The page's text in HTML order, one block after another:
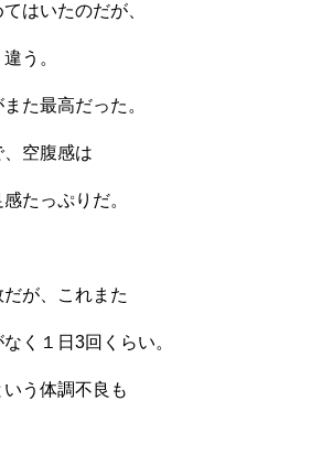
はいたのだが、
う。
た最高だった。
空腹感は
たっぷりだ。
が、これまた
く１日3回くらい。
う体調不良も